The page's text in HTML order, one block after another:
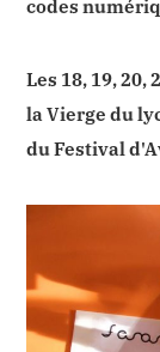
codes
Les 18, 19, 20,
la Vierge du
du Festival